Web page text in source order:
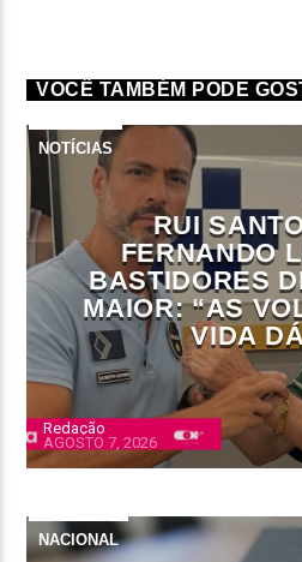
VOCÊ TAMBÉM PODE
NOTÍCIAS
RUI
FERNANDO
BASTIDORES
MAIOR: “AS
VIDA
Redação
AGOSTO 7, 2026
NACIONAL